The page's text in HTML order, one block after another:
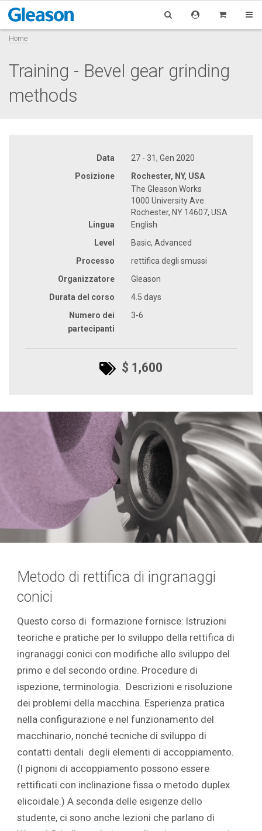
Home
Training - Bevel gear grinding
methods
Data
27 - 31, Gen 2020
Posizione
Rochester, NY, USA
The Gleason Works
1000 University Ave.
Rochester, NY 14607, USA
Lingua
English
Level
Basic, Advanced
Processo
rettifica degli smussi
Organizzatore
Gleason
Durata del corso
4.5 days
Numero dei
partecipanti
3-6
$ 1,600
Metodo di rettifica di ingranaggi
conici
Questo corso di formazione fornisce: Istruzioni
teoriche e pratiche per lo sviluppo della rettifica di
ingranaggi conici con modifiche allo sviluppo del
primo e del secondo ordine. Procedure di
ispezione, terminologia. Descrizioni e risoluzione
dei problemi della macchina. Esperienza pratica
nella configurazione e nel funzionamento del
macchinario, nonché tecniche di sviluppo di
contatti dentali degli elementi di accoppiamento.
(I pignoni di accoppiamento possono essere
rettificati con inclinazione fissa o metodo duplex
elicoidale.) A seconda delle esigenze dello
studente, ci sono anche lezioni che parlano di